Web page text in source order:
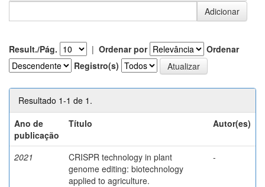
Result./Pág. | Ordenar por
Ordenar
Registro(s)
Resultado 1-1 de 1.
Ano de
publicação
Título Autor(es)
2021
CRISPR technology in plant
genome editing: biotechnology
applied to agriculture.
-